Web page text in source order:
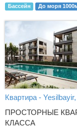
Бассейн До моря
Квартира -
ПРОСТОРНЫЕ
КЛАССА